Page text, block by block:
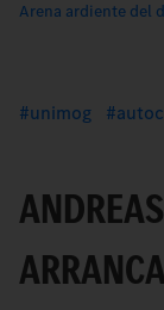
Arena ardiente del
unimog